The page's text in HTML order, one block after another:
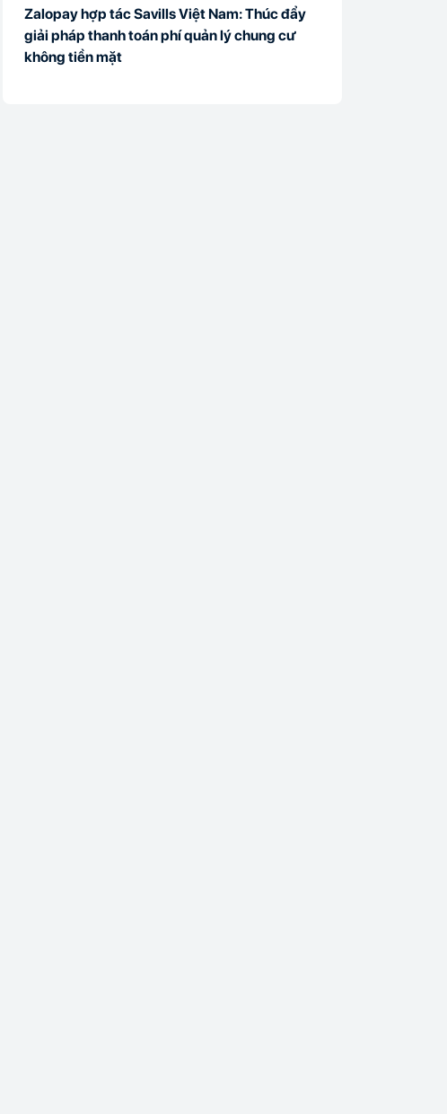
Zalopay hợp tác Savills Việt Nam: Thúc đẩy
giải pháp thanh toán phí quản lý chung cư
không tiền mặt